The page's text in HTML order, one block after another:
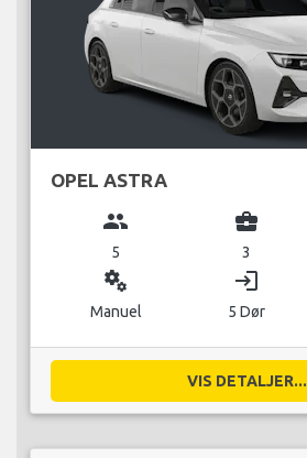
OPEL ASTRA
group
5
business_center
3
miscellaneous_services
Manuel
login
5 Dør
VIS DETALJER...